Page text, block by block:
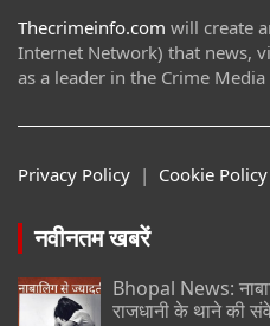
Thecrimeinfo.com will create
Internet Network) that news,
as a leader in the Crime
Privacy Policy | Cookie Policy
नवीनतम खबरें
Bhopal News:
राजधानी के थाने की